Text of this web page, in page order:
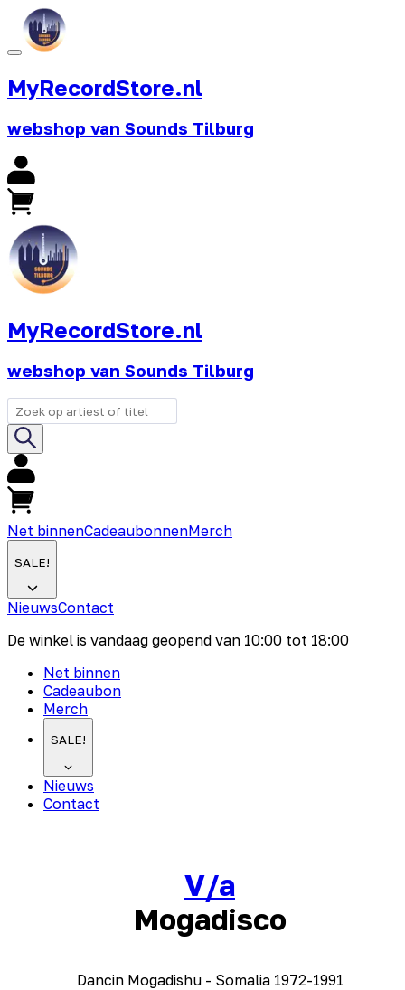
MyRecordStore.nl
webshop van Sounds Tilburg
MyRecordStore.nl
webshop van Sounds Tilburg
Net binnenCadeaubonnenMerch
SALE!
NieuwsContact
De winkel is vandaag geopend van 10:00 tot 18:00
Net binnen
Cadeaubon
Merch
SALE!
Nieuws
Contact
V/a
Mogadisco
Dancin Mogadishu - Somalia 1972-1991